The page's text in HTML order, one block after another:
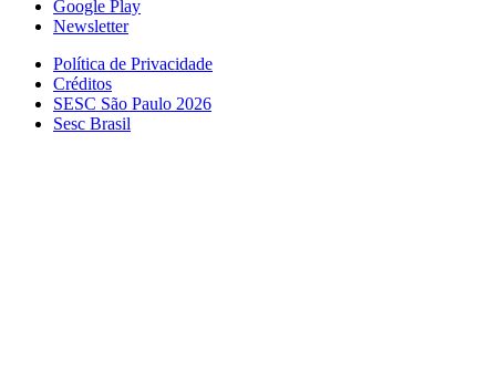
Google Play
Newsletter
Política de Privacidade
Créditos
SESC São Paulo 2026
Sesc Brasil